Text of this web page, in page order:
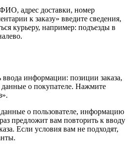
адрес доставки, номер
к заказу» введите сведения,
курьеру, например: подъезды в
ввода информации: позиции заказа,
о покупателе. Нажмите
о пользователе, информацию
предложит вам повторить к вводу
Если условия вам не подходят,